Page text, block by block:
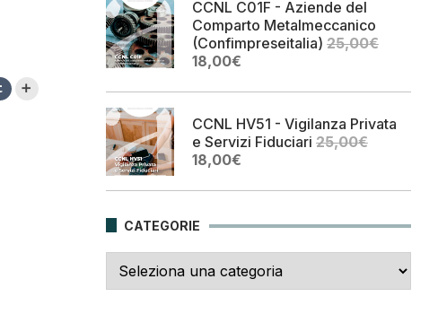
25,00€.18,00€.
CCNL C01F - Aziende del
Comparto Metalmeccanico
(Confimpreseitalia) 25,00€
Il
originale
25,00€.
18,00€Il
attuale
18,00€.
CCNL HV51 - Vigilanza Privata
e Servizi Fiduciari 25,00€
Il
originale
25,00€.
18,00€Il
attuale
18,00€.
CATEGORIE